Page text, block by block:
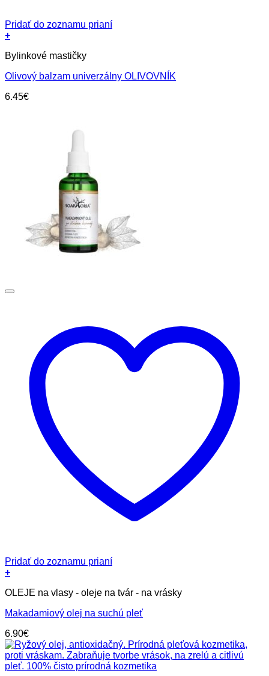
Pridať do zoznamu prianí
+
Bylinkové mastičky
Olivový balzam univerzálny OLIVOVNÍK
6.45€
Pridať do zoznamu prianí
+
OLEJE na vlasy - oleje na tvár - na vrásky
Makadamiový olej na suchú pleť
6.90€